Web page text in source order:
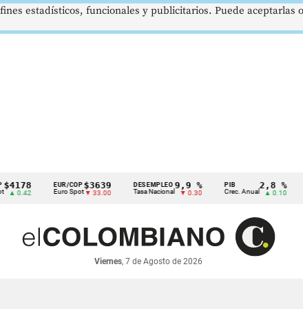
EUR/COP
Euro Spot
$3639
▼ 33.00
DESEMPLEO
Tasa Nacional
9,9 %
▼ 0.30
PIB
Crec. Anual
2,8 %
▲ 0.10
TRM
Tasa
Viernes, 7 de Agosto de 2026
estadísticos, funcionales y publicitarios. Puede aceptarlas